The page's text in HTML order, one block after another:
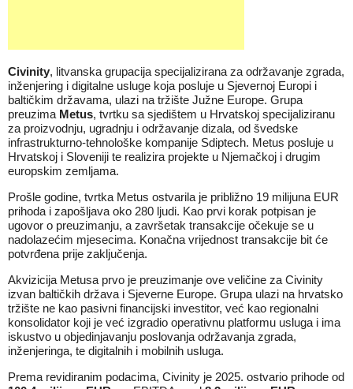
Civinity, litvanska grupacija specijalizirana za održavanje zgrada,
inženjering i digitalne usluge koja posluje u Sjevernoj Europi i
baltičkim državama, ulazi na tržište Južne Europe. Grupa
preuzima Metus, tvrtku sa sjedištem u Hrvatskoj specijaliziranu
za proizvodnju, ugradnju i održavanje dizala, od švedske
infrastrukturno-tehnološke kompanije Sdiptech. Metus posluje u
Hrvatskoj i Sloveniji te realizira projekte u Njemačkoj i drugim
europskim zemljama.
Prošle godine, tvrtka Metus ostvarila je približno 19 milijuna EUR
prihoda i zapošljava oko 280 ljudi. Kao prvi korak potpisan je
ugovor o preuzimanju, a završetak transakcije očekuje se u
nadolazećim mjesecima. Konačna vrijednost transakcije bit će
potvrđena prije zaključenja.
Akvizicija Metusa prvo je preuzimanje ove veličine za Civinity
izvan baltičkih država i Sjeverne Europe. Grupa ulazi na hrvatsko
tržište ne kao pasivni financijski investitor, već kao regionalni
konsolidator koji je već izgradio operativnu platformu usluga i ima
iskustvo u objedinjavanju poslovanja održavanja zgrada,
inženjeringa, te digitalnih i mobilnih usluga.
Prema revidiranim podacima, Civinity je 2025. ostvario prihode od